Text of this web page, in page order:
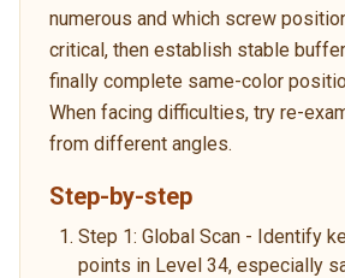
numerous and which screw
critical, then establish stable
finally complete same-color
When facing difficulties, try re-
from different angles.
Step-by-step
Step 1: Global Scan - Identify
points in Level 34, especially